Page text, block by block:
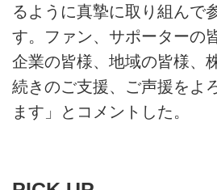
るように真摯に取り組んで
す。ファン、サポーターの
企業の皆様、地域の皆様、
続きのご支援、ご声援をよ
ます」とコメントした。